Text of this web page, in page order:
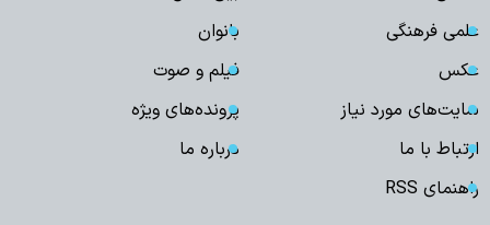
علمی فرهنگی
بانوان
عکس
فیلم و صوت
سایت‌های مورد نیاز
پرونده‌های ویژه
ارتباط با ما
درباره ما
راهنمای RSS